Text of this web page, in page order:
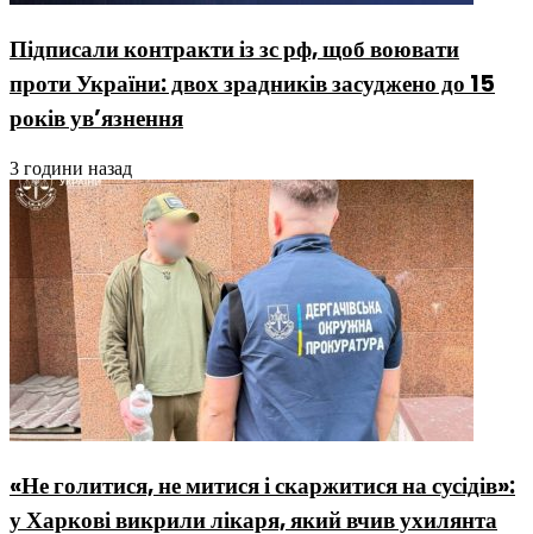
Підписали контракти із зс рф, щоб воювати
проти України: двох зрадників засуджено до 15
років ув’язнення
3 години назад
«Не голитися, не митися і скаржитися на сусідів»:
у Харкові викрили лікаря, який вчив ухилянта